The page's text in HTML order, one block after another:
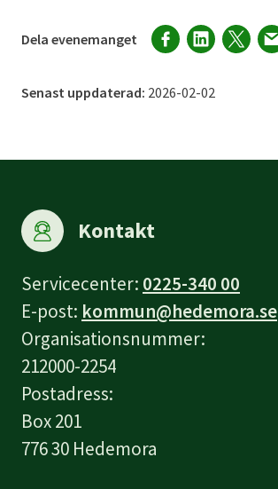
Dela evenemanget
Senast uppdaterad: 2026-02-02
Kontakt
Servicecenter: 0225-340 00
E-post: kommun@hedemora.se
Organisationsnummer:
212000-2254
Postadress:
Box 201
776 30 Hedemora